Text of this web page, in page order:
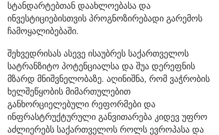
სტანდარტებთან დაახლოებასა და
ინვესტიციებისთვის პროგნოზირებადი გარემოს
ჩამოყალიბებაში.
შეხვედრისას ასევე ისაუბრეს საქართველოს
სატრანზიტო პოტენციალსა და შუა დერეფნის
მზარდ მნიშვნელობაზე. აღინიშნა, რომ ვაჭრობის
ხელშეწყობის მიმართულებით
განხორციელებული რეფორმები და
ინფრასტრუქტურული განვითარება კიდევ უფრო
აძლიერებს საქართველოს როლს ევროპასა და